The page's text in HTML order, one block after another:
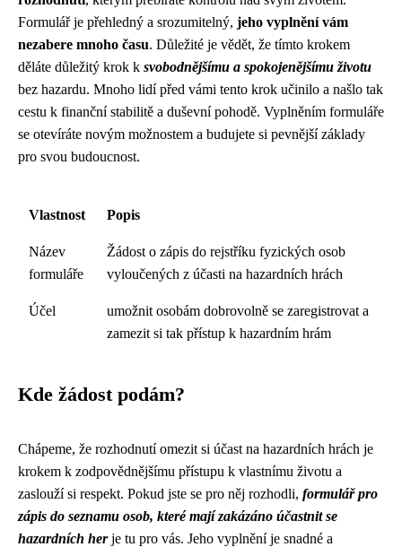
Formulář je přehledný a srozumitelný, jeho vyplnění vám
nezabere mnoho času. Důležité je vědět, že tímto krokem
děláte důležitý krok k svobodnějšímu a spokojenějšímu životu
bez hazardu. Mnoho lidí před vámi tento krok učinilo a našlo tak
cestu k finanční stabilitě a duševní pohodě. Vyplněním formuláře
se otevíráte novým možnostem a budujete si pevnější základy
pro svou budoucnost.
Vlastnost Popis
Název
formuláře
Žádost o zápis do rejstříku fyzických osob
vyloučených z účasti na hazardních hrách
Účel
umožnit osobám dobrovolně se zaregistrovat a
zamezit si tak přístup k hazardním hrám
Kde žádost podám?
Chápeme, že rozhodnutí omezit si účast na hazardních hrách je
krokem k zodpovědnějšímu přístupu k vlastnímu životu a
zaslouží si respekt. Pokud jste se pro něj rozhodli, formulář pro
zápis do seznamu osob, které mají zakázáno účastnit se
hazardních herje tu pro vás. Jeho vyplnění je snadné a